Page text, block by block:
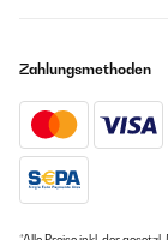
Zahlungsmethoden